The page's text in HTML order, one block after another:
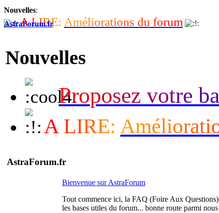
Nouvelles:
A LIRE: Améliorations du forum
AstraForum.fr
Nouvelles
Proposez votre ba
A LIRE: Améliorati
AstraForum.fr
Bienvenue sur AstraForum
Tout commence ici, la FAQ (Foire Aux
les bases utiles du forum... bonne route parmi